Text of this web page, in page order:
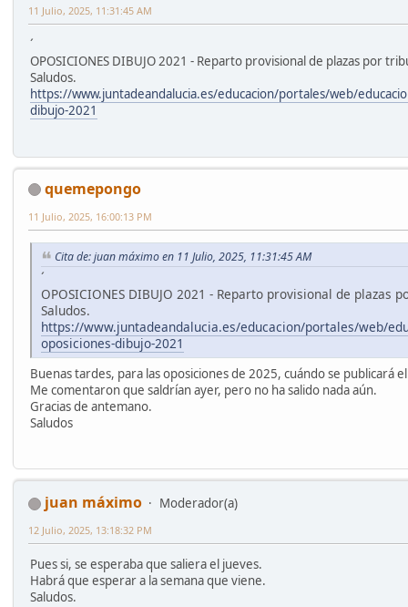
11 Julio, 2025, 11:31:45 AM
´
OPOSICIONES DIBUJO 2021 - Reparto provisional de plazas por
Saludos.
https://www.juntadeandalucia.es/educacion/portales/web/
dibujo-2021
quemepongo
11 Julio, 2025, 16:00:13 PM
Cita de: juan máximo en 11 Julio, 2025, 11:31:45 AM
´
OPOSICIONES DIBUJO 2021 - Reparto provisional de plazas
Saludos.
https://www.juntadeandalucia.es/educacion/portales/web/
oposiciones-dibujo-2021
Buenas tardes, para las oposiciones de 2025, cuándo se publicará
Me comentaron que saldrían ayer, pero no ha salido nada aún.
Gracias de antemano.
Saludos
juan máximo Moderador(a)
12 Julio, 2025, 13:18:32 PM
Pues si, se esperaba que saliera el jueves.
Habrá que esperar a la semana que viene.
Saludos.